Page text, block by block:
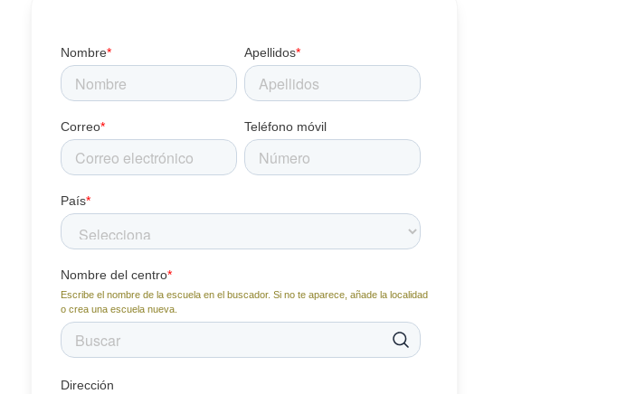
Nombre* Apellidos*
Correo* Teléfono móvil
País*
Nombre del centro*
Escribe el nombre de la escuela en el buscador. Si no te aparece, añade la localidad
o crea una escuela nueva.
Dirección